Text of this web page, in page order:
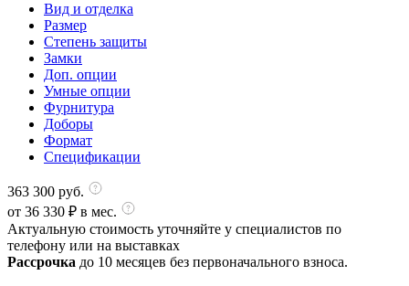
Вид и отделка
Размер
Степень защиты
Замки
Доп. опции
Умные опции
Фурнитура
Доборы
Формат
Спецификации
363 300 руб.
от 36 330 ₽ в мес.
Актуальную стоимость уточняйте у специалистов по
телефону или на выставках
Рассрочка до 10 месяцев без первоначального взноса.